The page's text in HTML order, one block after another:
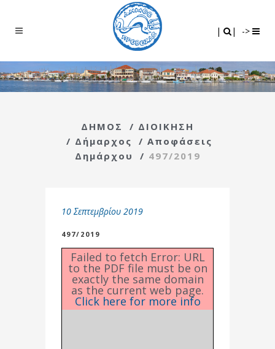
| | ->
ΔΗΜΟΣ / ΔΙΟΙΚΗΣΗ
/ Δήμαρχος / Αποφάσεις
Δημάρχου
/ 497/2019
10 Σεπτεμβρίου 2019
497/2019
Failed to fetch Error: URL
to the PDF file must be on
exactly the same domain
as the current web page.
Click here for more info